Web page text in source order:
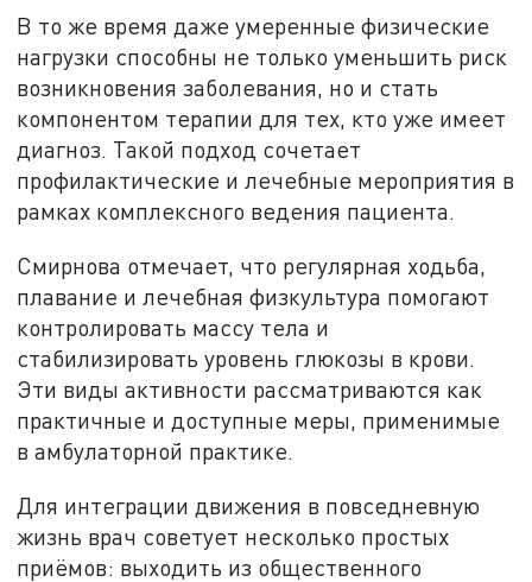
В то же время даже умеренные физические
нагрузки способны не только уменьшить риск
возникновения заболевания, но и стать
компонентом терапии для тех, кто уже имеет
диагноз. Такой подход сочетает
профилактические и лечебные мероприятия в
рамках комплексного ведения пациента.
Смирнова отмечает, что регулярная ходьба,
плавание и лечебная физкультура помогают
контролировать массу тела и
стабилизировать уровень глюкозы в крови.
Эти виды активности рассматриваются как
практичные и доступные меры, применимые
в амбулаторной практике.
Для интеграции движения в повседневную
жизнь врач советует несколько простых
приёмов: выходить из общественного